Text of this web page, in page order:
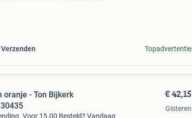
Topadvertentie
oranje - Ton Bijkerk
Voor 15.00 Besteld? Vandaag
€ 42,15
Gisteren